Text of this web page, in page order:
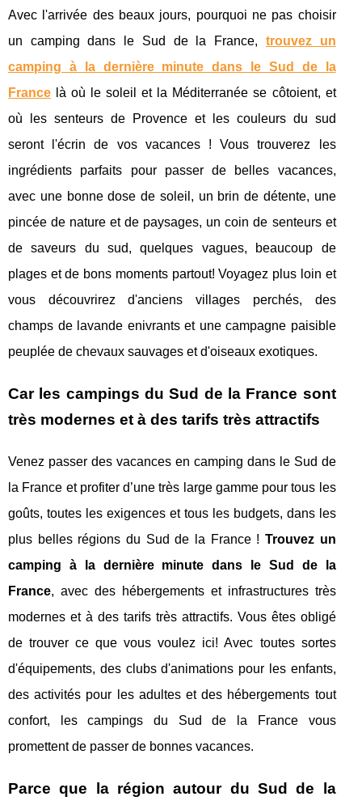
Avec l'arrivée des beaux jours, pourquoi ne pas choisir
un camping dans le Sud de la France, trouvez un
camping à la dernière minute dans le Sud de la
France là où le soleil et la Méditerranée se côtoient, et
où les senteurs de Provence et les couleurs du sud
seront l'écrin de vos vacances ! Vous trouverez les
ingrédients parfaits pour passer de belles vacances,
avec une bonne dose de soleil, un brin de détente, une
pincée de nature et de paysages, un coin de senteurs et
de saveurs du sud, quelques vagues, beaucoup de
plages et de bons moments partout! Voyagez plus loin et
vous découvrirez d'anciens villages perchés, des
champs de lavande enivrants et une campagne paisible
peuplée de chevaux sauvages et d'oiseaux exotiques.
Car les campings du Sud de la France sont
très modernes et à des tarifs très attractifs
Venez passer des vacances en camping dans le Sud de
la France et profiter d’une très large gamme pour tous les
goûts, toutes les exigences et tous les budgets, dans les
plus belles régions du Sud de la France ! Trouvez un
camping à la dernière minute dans le Sud de la
France, avec des hébergements et infrastructures très
modernes et à des tarifs très attractifs. Vous êtes obligé
de trouver ce que vous voulez ici! Avec toutes sortes
d'équipements, des clubs d'animations pour les enfants,
des activités pour les adultes et des hébergements tout
confort, les campings du Sud de la France vous
promettent de passer de bonnes vacances.
Parce que la région autour du Sud de la